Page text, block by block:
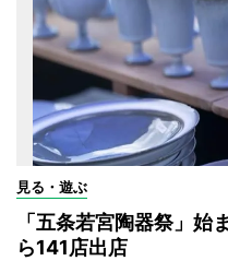
見る・遊ぶ
「五条若宮陶器祭」
ら141店出店